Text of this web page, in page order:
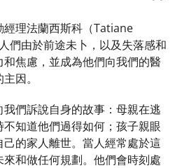
理法蘭西斯科（Tatiane
們由於前途未卜，以及失落感和
焦慮，並成為他們向我們的醫
因。
們訴說自身的故事：母親在逃
知道他們過得如何；孩子親眼
的家人離世。當人經常處於這
和做任何規劃。他們會時刻處